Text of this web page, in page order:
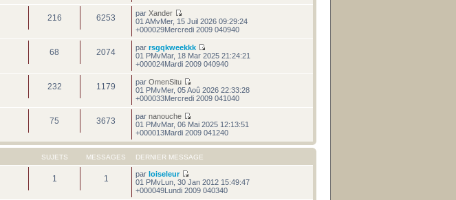
216 6253 parXander
01 AMvMer, 15 Juil 2026 09:29:24
+000029Mercredi 2009 040940
68 2074 parrsgqkweekkk
01 PMvMar, 18 Mar 2025 21:24:21
+000024Mardi 2009 040940
232 1179 parOmenSitu
01 PMvMer, 05 Aoû 2026 22:33:28
+000033Mercredi 2009 041040
75 3673 parnanouche
01 PMvMar, 06 Mai 2025 12:13:51
+000013Mardi 2009 041240
SUJETS MESSAGES DERNIER MESSAGE
1 1 parloiseleur
01 PMvLun, 30 Jan 2012 15:49:47
+000049Lundi 2009 040340